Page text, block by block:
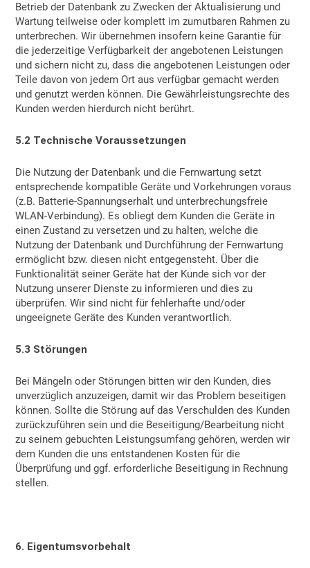
Betrieb der Datenbank zu Zwecken der Aktualisierung und
Wartung teilweise oder komplett im zumutbaren Rahmen zu
unterbrechen. Wir übernehmen insofern keine Garantie für
die jederzeitige Verfügbarkeit der angebotenen Leistungen
und sichern nicht zu, dass die angebotenen Leistungen oder
Teile davon von jedem Ort aus verfügbar gemacht werden
und genutzt werden können. Die Gewährleistungsrechte des
Kunden werden hierdurch nicht berührt.
5.2 Technische Voraussetzungen
Die Nutzung der Datenbank und die Fernwartung setzt
entsprechende kompatible Geräte und Vorkehrungen voraus
(z.B. Batterie-Spannungserhalt und unterbrechungsfreie
WLAN-Verbindung). Es obliegt dem Kunden die Geräte in
einen Zustand zu versetzen und zu halten, welche die
Nutzung der Datenbank und Durchführung der Fernwartung
ermöglicht bzw. diesen nicht entgegensteht. Über die
Funktionalität seiner Geräte hat der Kunde sich vor der
Nutzung unserer Dienste zu informieren und dies zu
überprüfen. Wir sind nicht für fehlerhafte und/oder
ungeeignete Geräte des Kunden verantwortlich.
5.3 Störungen
Bei Mängeln oder Störungen bitten wir den Kunden, dies
unverzüglich anzuzeigen, damit wir das Problem beseitigen
können. Sollte die Störung auf das Verschulden des Kunden
zurückzuführen sein und die Beseitigung/Bearbeitung nicht
zu seinem gebuchten Leistungsumfang gehören, werden wir
dem Kunden die uns entstandenen Kosten für die
Überprüfung und ggf. erforderliche Beseitigung in Rechnung
stellen.
6. Eigentumsvorbehalt